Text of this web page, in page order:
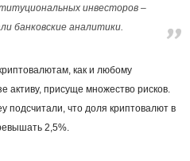
инвесторов –
банковские аналитики.
как и любому
активу, присуще множество рисков.
подсчитали, что доля криптовалют в
2,5%.